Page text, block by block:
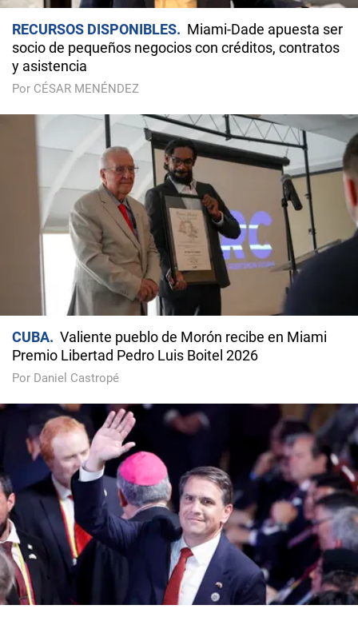
RECURSOS DISPONIBLES
Miami-Dade apuesta ser
socio de pequeños negocios con créditos, contratos
y asistencia
Por CÉSAR MENÉNDEZ
CUBA
Valiente pueblo de Morón recibe en Miami
Premio Libertad Pedro Luis Boitel 2026
Por Daniel Castropé